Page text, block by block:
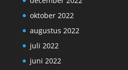
oktober 2022
augustus 2022
juli 2022
juni 2022